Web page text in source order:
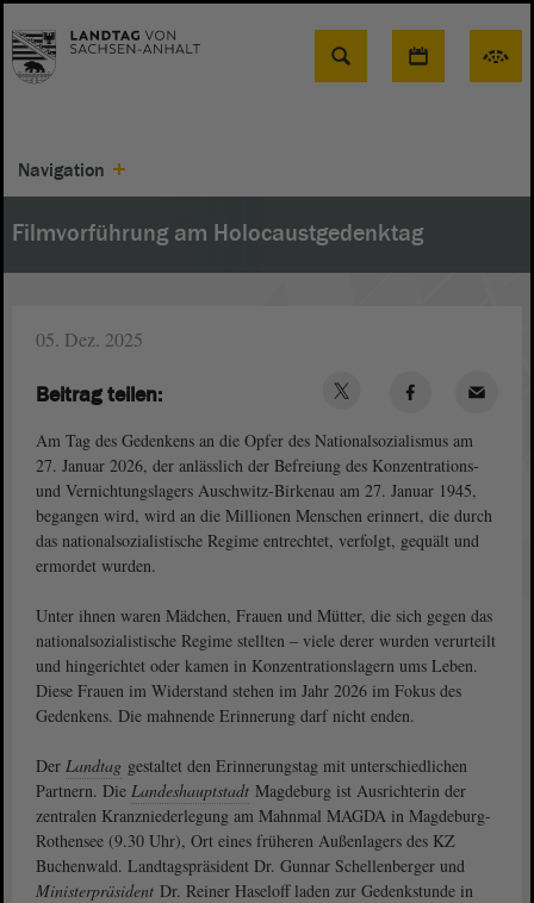
Suche
Navigation
Filmvorführung am Holocaustgedenktag
05. Dez. 2025
Am Tag des Gedenkens an die Opfer des Nationalsozialismus am
27. Januar 2026, der anlässlich der Befreiung des Konzentrations-
und Vernichtungslagers Auschwitz‐Birkenau am 27. Januar 1945,
begangen wird, wird an die Millionen Menschen erinnert, die durch
das nationalsozialistische Regime entrechtet, verfolgt, gequält und
ermordet wurden.
Unter ihnen waren Mädchen, Frauen und Mütter, die sich gegen das
nationalsozialistische Regime stellten ‒ viele derer wurden verurteilt
und hingerichtet oder kamen in Konzentrationslagern ums Leben.
Diese Frauen im Widerstand stehen im Jahr 2026 im Fokus des
Gedenkens. Die mahnende Erinnerung darf nicht enden.
Der Landtag gestaltet den Erinnerungstag mit unterschiedlichen
Partnern. Die Landeshauptstadt Magdeburg ist Ausrichterin der
zentralen Kranzniederlegung am Mahnmal MAGDA in Magdeburg-
Rothensee (9.30 Uhr), Ort eines früheren Außenlagers des KZ
Buchenwald. Landtagspräsident Dr. Gunnar Schellenberger und
Ministerpräsident Dr. Reiner Haseloff laden zur Gedenkstunde in
Beitrag teilen: